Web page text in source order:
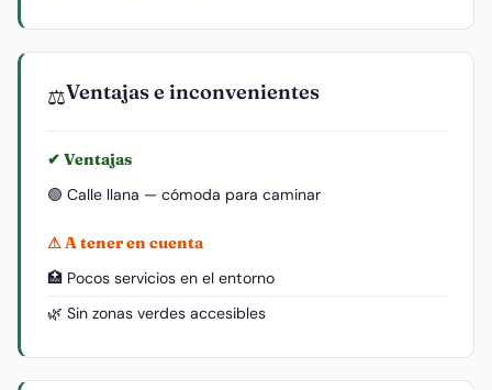
⚖️Ventajas e inconvenientes
✔ Ventajas
🟢 Calle llana — cómoda para caminar
⚠ A tener en cuenta
🏥 Pocos servicios en el entorno
🌿 Sin zonas verdes accesibles